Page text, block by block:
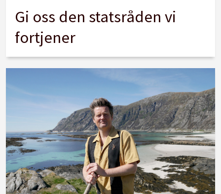
Gi oss den statsråden vi
fortjener